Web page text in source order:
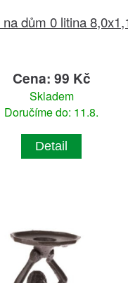
dům 0 litina
Cena: 99 Kč
Skladem
Doručíme do: 11.8.
Detail